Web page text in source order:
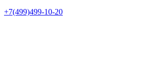
+7(499)499-10-20